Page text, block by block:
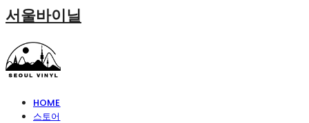
서울바이닐
HOME
스토어